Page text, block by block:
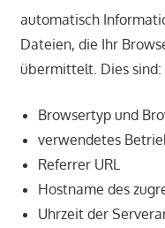
automatisch
Dateien, die Ihr
übermittelt. Dies sind:
Browsertyp und
verwendetes
Referrer URL
Hostname des
Uhrzeit der